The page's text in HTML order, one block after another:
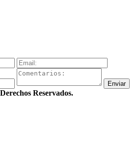
Google Maps correctly.
Enviar
Reservados.